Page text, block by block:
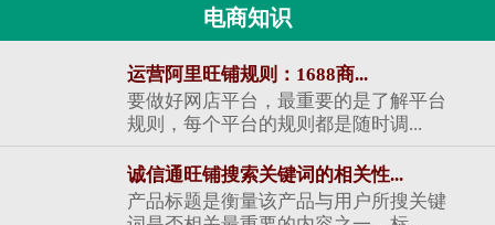
电商知识
运营阿里旺铺规则：1688商...
要做好网店平台，最重要的是了解平台
规则，每个平台的规则都是随时调...
诚信通旺铺搜索关键词的相关性...
产品标题是衡量该产品与用户所搜关键